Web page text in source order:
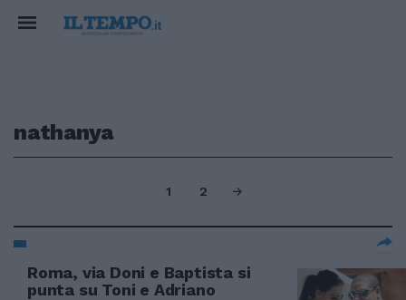
nathanya
1 2
Roma, via Doni e Baptista si
punta su Toni e Adriano